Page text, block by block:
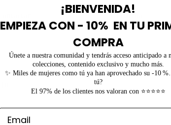
Servicio de atención al cliente
Teléfono de contacto:646 607
Mi cuenta
¡BIENVENIDA!
EMPIEZA CON - 10% EN TU
COMPRA
Únete a nuestra comunidad y tendrás acceso anticipado a
colecciones, contenido exclusivo y mucho más.
✨ Miles de mujeres como tú ya han aprovechado su -
tú?
El 97% de los clientes nos valoran con ⭐⭐⭐⭐⭐